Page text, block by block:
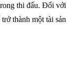
thi đấu. Đối với
thành một tài sản